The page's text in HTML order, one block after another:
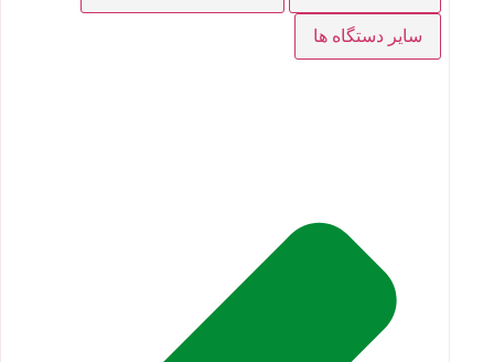
سایر دستگاه ها